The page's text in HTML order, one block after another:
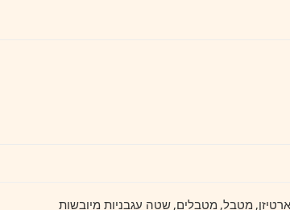
, מטבל, מטבלים, שטה עגבניות מיובשות